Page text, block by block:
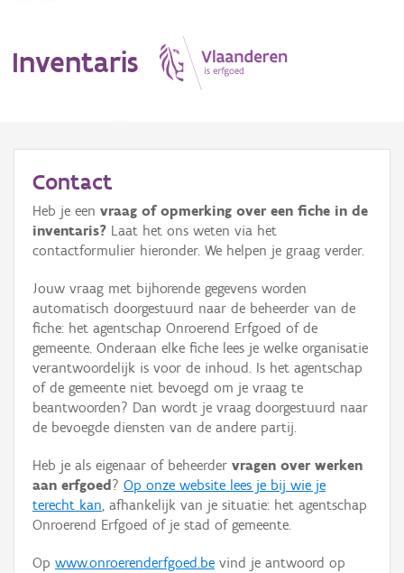
Inventaris
Erfgoedobject
Aanduidingsobject
Waarneming
Thema
Gebeurtenis
Persoon of collectief
Hergebruik
Aanmelden
Contact
Heb je een vraag of opmerking over een fiche in de
inventaris? Laat het ons weten via het
contactformulier hieronder. We helpen je graag verder.
Jouw vraag met bijhorende gegevens worden
automatisch doorgestuurd naar de beheerder van de
fiche: het agentschap Onroerend Erfgoed of de
gemeente. Onderaan elke fiche lees je welke organisatie
verantwoordelijk is voor de inhoud. Is het agentschap
of de gemeente niet bevoegd om je vraag te
beantwoorden? Dan wordt je vraag doorgestuurd naar
de bevoegde diensten van de andere partij.
Heb je als eigenaar of beheerder vragen over werken
aan erfgoed ? Op onze website lees je bij wie je
terecht kan, afhankelijk van je situatie: het agentschap
Onroerend Erfgoed of je stad of gemeente.
Op www.onroerenderfgoed.be vind je antwoord op